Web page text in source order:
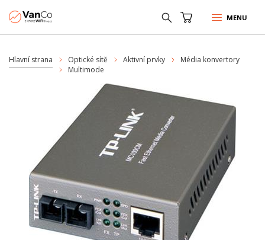
MENU
Hlavní strana Optické sítě Aktivní prvky
Média konvertory
Multimode